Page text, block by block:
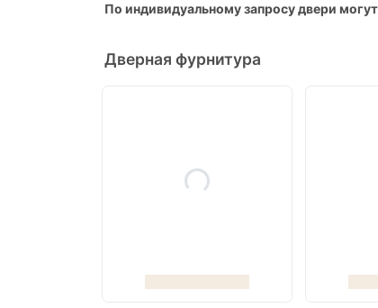
По индивидуальному запросу двери
Дверная фурнитура